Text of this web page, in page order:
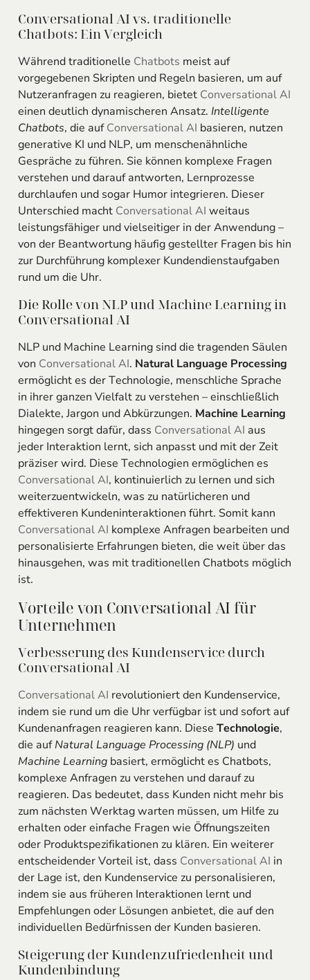
Conversational AI vs. traditionelle
Chatbots: Ein Vergleich
Während traditionelle Chatbots meist auf
vorgegebenen Skripten und Regeln basieren, um auf
Nutzeranfragen zu reagieren, bietet Conversational AI
einen deutlich dynamischeren Ansatz. Intelligente
Chatbots, die aufConversational AI basieren, nutzen
generative KI und NLP, um menschenähnliche
Gespräche zu führen. Sie können komplexe Fragen
verstehen und darauf antworten, Lernprozesse
durchlaufen und sogar Humor integrieren. Dieser
Unterschied macht Conversational AI weitaus
leistungsfähiger und vielseitiger in der Anwendung –
von der Beantwortung häufig gestellter Fragen bis hin
zur Durchführung komplexer Kundendienstaufgaben
rund um die Uhr.
Die Rolle von NLP und Machine Learning in
Conversational AI
NLP und Machine Learning sind die tragenden Säulen
von Conversational AI. Natural Language Processing
ermöglicht es der Technologie, menschliche Sprache
in ihrer ganzen Vielfalt zu verstehen – einschließlich
Dialekte, Jargon und Abkürzungen. Machine Learning
hingegen sorgt dafür, dass Conversational AI aus
jeder Interaktion lernt, sich anpasst und mit der Zeit
präziser wird. Diese Technologien ermöglichen es
Conversational AI, kontinuierlich zu lernen und sich
weiterzuentwickeln, was zu natürlicheren und
effektiveren Kundeninteraktionen führt. Somit kann
Conversational AI komplexe Anfragen bearbeiten und
personalisierte Erfahrungen bieten, die weit über das
hinausgehen, was mit traditionellen Chatbots möglich
ist.
Vorteile von Conversational AI für
Unternehmen
Verbesserung des Kundenservice durch
Conversational AI
Conversational AI revolutioniert den Kundenservice,
indem sie rund um die Uhr verfügbar ist und sofort auf
Kundenanfragen reagieren kann. Diese Technologie,
die aufNatural Language Processing (NLP) und
Machine Learningbasiert, ermöglicht es Chatbots,
komplexe Anfragen zu verstehen und darauf zu
reagieren. Das bedeutet, dass Kunden nicht mehr bis
zum nächsten Werktag warten müssen, um Hilfe zu
erhalten oder einfache Fragen wie Öffnungszeiten
oder Produktspezifikationen zu klären. Ein weiterer
entscheidender Vorteil ist, dass Conversational AI in
der Lage ist, den Kundenservice zu personalisieren,
indem sie aus früheren Interaktionen lernt und
Empfehlungen oder Lösungen anbietet, die auf den
individuellen Bedürfnissen der Kunden basieren.
Steigerung der Kundenzufriedenheit und
Kundenbindung